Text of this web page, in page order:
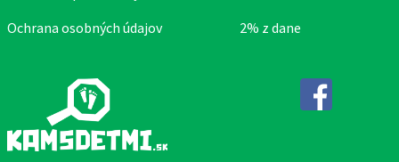
Ochrana osobných údajov
2% z dane